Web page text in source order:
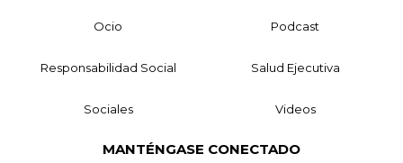
Ocio Podcast
Responsabilidad Social Salud Ejecutiva
Sociales Videos
MANTÉNGASE CONECTADO